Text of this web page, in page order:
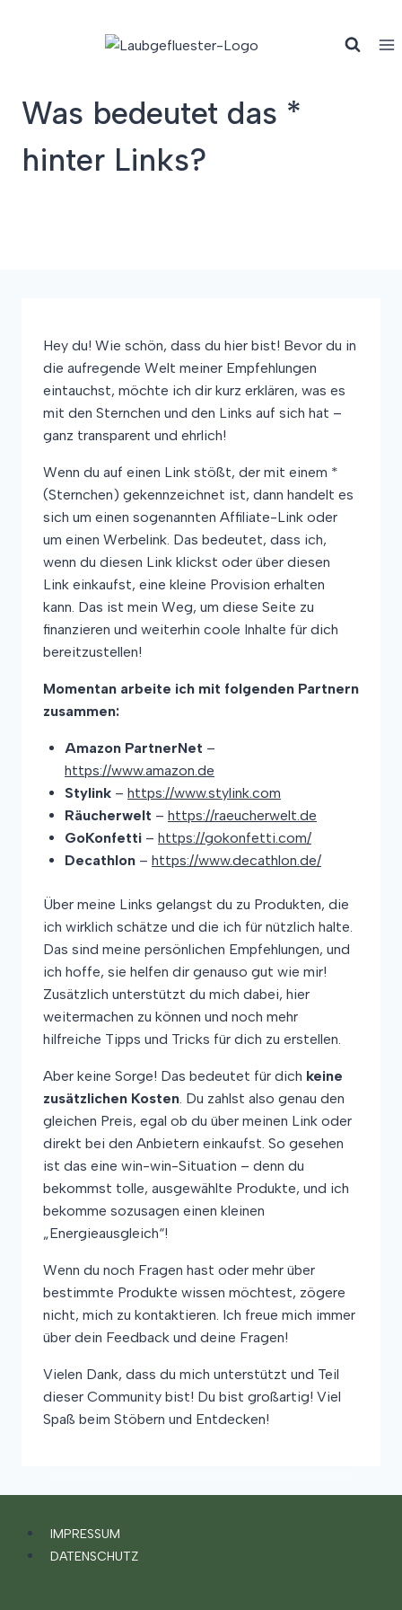
Was bedeutet das *
hinter Links?
Hey du! Wie schön, dass du hier bist! Bevor du in
die aufregende Welt meiner Empfehlungen
eintauchst, möchte ich dir kurz erklären, was es
mit den Sternchen und den Links auf sich hat –
ganz transparent und ehrlich!
Wenn du auf einen Link stößt, der mit einem *
(Sternchen) gekennzeichnet ist, dann handelt es
sich um einen sogenannten Affiliate-Link oder
um einen Werbelink. Das bedeutet, dass ich,
wenn du diesen Link klickst oder über diesen
Link einkaufst, eine kleine Provision erhalten
kann. Das ist mein Weg, um diese Seite zu
finanzieren und weiterhin coole Inhalte für dich
bereitzustellen!
Momentan arbeite ich mit folgenden Partnern
zusammen:
Amazon PartnerNet –
https://www.amazon.de
Stylink – https://www.stylink.com
Räucherwelt – https://raeucherwelt.de
GoKonfetti – https://gokonfetti.com/
Decathlon – https://www.decathlon.de/
Über meine Links gelangst du zu Produkten, die
ich wirklich schätze und die ich für nützlich halte.
Das sind meine persönlichen Empfehlungen, und
ich hoffe, sie helfen dir genauso gut wie mir!
Zusätzlich unterstützt du mich dabei, hier
weitermachen zu können und noch mehr
hilfreiche Tipps und Tricks für dich zu erstellen.
Aber keine Sorge! Das bedeutet für dich keine
zusätzlichen Kosten. Du zahlst also genau den
gleichen Preis, egal ob du über meinen Link oder
direkt bei den Anbietern einkaufst. So gesehen
ist das eine win-win-Situation – denn du
bekommst tolle, ausgewählte Produkte, und ich
bekomme sozusagen einen kleinen
„Energieausgleich“!
Wenn du noch Fragen hast oder mehr über
bestimmte Produkte wissen möchtest, zögere
nicht, mich zu kontaktieren. Ich freue mich immer
über dein Feedback und deine Fragen!
Vielen Dank, dass du mich unterstützt und Teil
dieser Community bist! Du bist großartig! Viel
Spaß beim Stöbern und Entdecken!
IMPRESSUM
DATENSCHUTZ